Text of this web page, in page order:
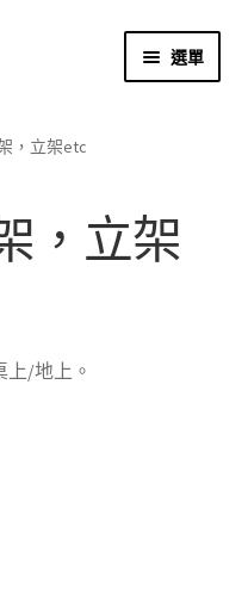
選單
，立架etc
，立架
/地上。